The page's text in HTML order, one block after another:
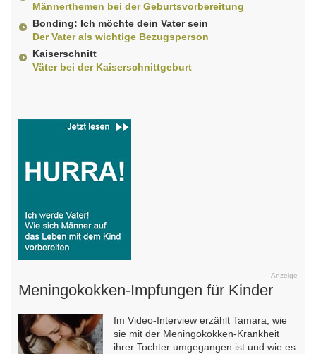
Männerthemen bei der Geburtsvorbereitung
Bonding: Ich möchte dein Vater sein
Der Vater als wichtige Bezugsperson
Kaiserschnitt
Väter bei der Kaiserschnittgeburt
Anzeige
Meningokokken-Impfungen für Kinder
Im Video-Interview erzählt Tamara, wie
sie mit der Meningokokken-Krankheit
ihrer Tochter umgegangen ist und wie es